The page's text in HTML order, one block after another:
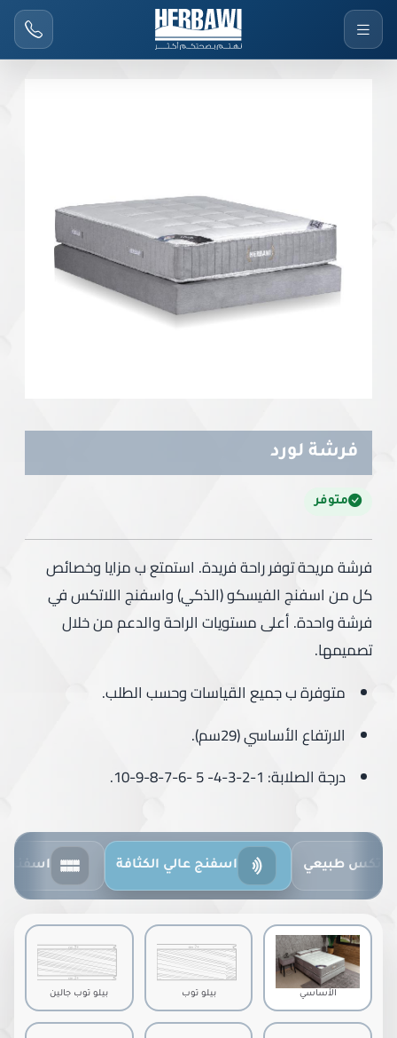
فرشة لورد
متوفر
فرشة مريحة توفر راحة فريدة. استمتع ب مزايا وخصائص
كل من اسفنج الفيسكو (الذكي) واسفنج اللاتكس في
فرشة واحدة. أعلى مستويات الراحة والدعم من خلال
تصميمها.
متوفرة ب جميع القياسات وحسب الطلب.
الارتفاع الأساسي (29سم).
درجة الصلابة: 1-2-3-4- 5 -6-7-8-9-10.
اسفنج عالي الكثافة اسفنج كنتور اسفنج
الأساسي بيلو توب بيلو توب جالين